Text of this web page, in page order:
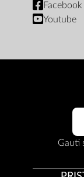
Facebook
Youtube
Gauti